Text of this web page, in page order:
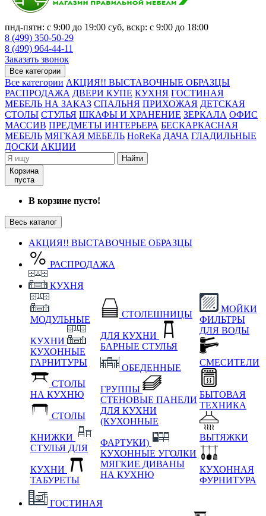
пнд-пятн: с 9:00 до 19:00 суб, вскр: с 9:00 до 18:00
8 (499) 350-50-29
8 (499) 964-44-11
Заказать звонок
Все категории
Все категории АКЦИЯ!! ВЫСТАВОЧНЫЕ ОБРАЗЦЫ
РАСПРОДАЖА ДВЕРИ КУПЕ КУХНЯ ГОСТИНАЯ
МЕБЕЛЬ НА ЗАКАЗ СПАЛЬНЯ ПРИХОЖАЯ ДЕТСКАЯ
СТОЛЫ СТУЛЬЯ ШКАФЫ И ХРАНЕНИЕ ЗЕРКАЛА ОФИС
МАССИВ ПРЕДМЕТЫ ИНТЕРЬЕРА БЕСКАРКАСНАЯ
МЕБЕЛЬ МЯГКАЯ МЕБЕЛЬ HoReKa ДАЧА ГЛАДИЛЬНЫЕ
ДОСКИ АКЦИИ
Найти
Корзина
пуста
В корзине пусто!
Весь каталог
АКЦИЯ!! ВЫСТАВОЧНЫЕ ОБРАЗЦЫ
РАСПРОДАЖА
КУХНЯ
МОДУЛЬНЫЕ
КУХНИ
КУХОННЫЕ
ГАРНИТУРЫ
СТОЛЫ
НА КУХНЮ
СТОЛЫ
КНИЖКИ
СТУЛЬЯ ДЛЯ
КУХНИ
ТАБУРЕТЫ
СТОЛЕШНИЦЫ
ДЛЯ КУХНИ
БАРНЫЕ СТУЛЬЯ
ОБЕДЕННЫЕ
ГРУППЫ
СТЕНОВЫЕ ПАНЕЛИ
ДЛЯ КУХНИ
(КУХОННЫЕ
ФАРТУКИ)
КУХОННЫЕ УГОЛКИ
МЯГКИЕ ДИВАНЫ
НА КУХНЮ
МОЙКИ
ФИЛЬТРЫ
ДЛЯ ВОДЫ
СМЕСИТЕЛИ
БЫТОВАЯ
ТЕХНИКА
ВЫТЯЖКИ
КУХОННАЯ
ФУРНИТУРА
ГОСТИНАЯ